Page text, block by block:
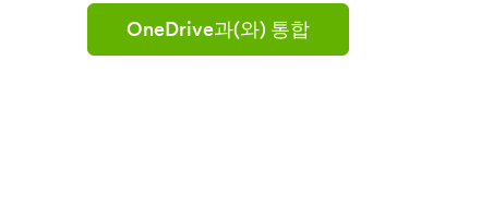
OneDrive과(와) 통합